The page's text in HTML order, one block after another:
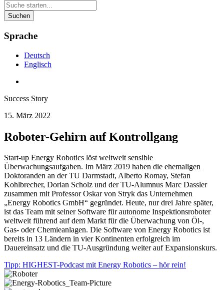
Suchen
Sprache
Deutsch
Englisch
Success Story
15. März 2022
Roboter-Gehirn auf Kontrollgang
Start-up Energy Robotics löst weltweit sensible
Überwachungsaufgaben. Im März 2019 haben die ehemaligen
Doktoranden an der TU Darmstadt, Alberto Romay, Stefan
Kohlbrecher, Dorian Scholz und der TU-Alumnus Marc Dassler
zusammen mit Professor Oskar von Stryk das Unternehmen
„Energy Robotics GmbH“ gegründet. Heute, nur drei Jahre später,
ist das Team mit seiner Software für autonome Inspektionsroboter
weltweit führend auf dem Markt für die Überwachung von Öl-,
Gas- oder Chemieanlagen. Die Software von Energy Robotics ist
bereits in 13 Ländern in vier Kontinenten erfolgreich im
Dauereinsatz und die TU-Ausgründung weiter auf Expansionskurs.
Tipp: HIGHEST-Podcast mit Energy Robotics – hör rein!